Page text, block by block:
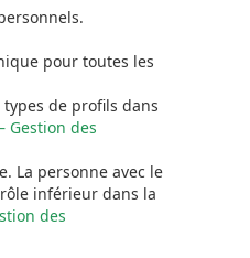
pour toutes les
de profils dans
Gestion des
La personne avec le
inférieur dans la
des